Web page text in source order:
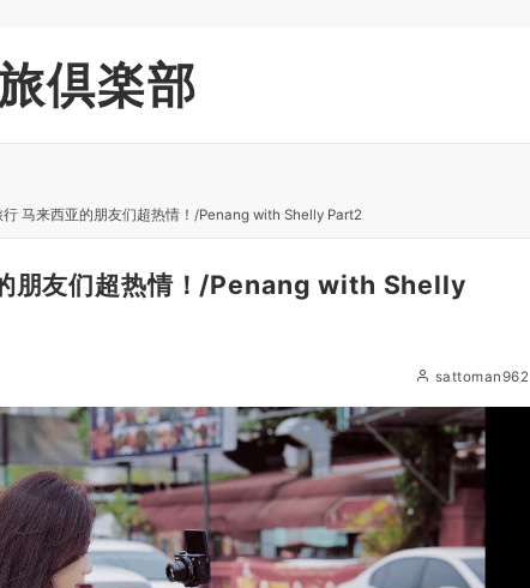
倶楽部
马来西亚的朋友们超热情！/Penang with Shelly Part2
朋友们超热情！/Penang with Shelly
sattoman962